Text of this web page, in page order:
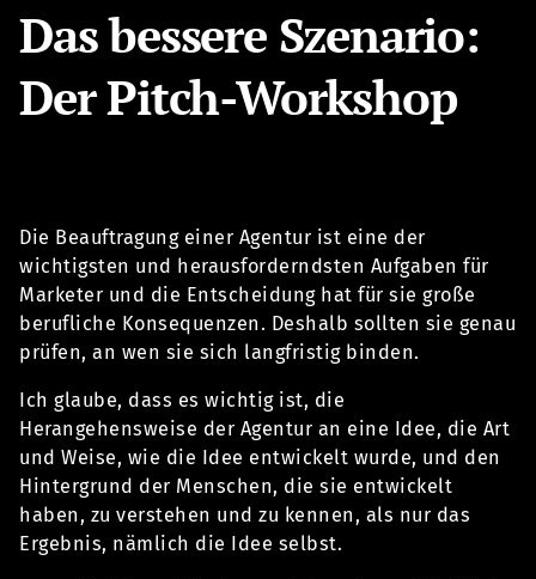
Das bessere Szenario:
Der Pitch-Workshop
Die Beauftragung einer Agentur ist eine der
wichtigsten und herausforderndsten Aufgaben für
Marketer und die Entscheidung hat für sie große
berufliche Konsequenzen. Deshalb sollten sie genau
prüfen, an wen sie sich langfristig binden.
Ich glaube, dass es wichtig ist, die
Herangehensweise der Agentur an eine Idee, die Art
und Weise, wie die Idee entwickelt wurde, und den
Hintergrund der Menschen, die sie entwickelt
haben, zu verstehen und zu kennen, als nur das
Ergebnis, nämlich die Idee selbst.